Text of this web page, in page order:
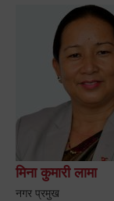
मिना कुमारी लामा
नगर प्रमुख